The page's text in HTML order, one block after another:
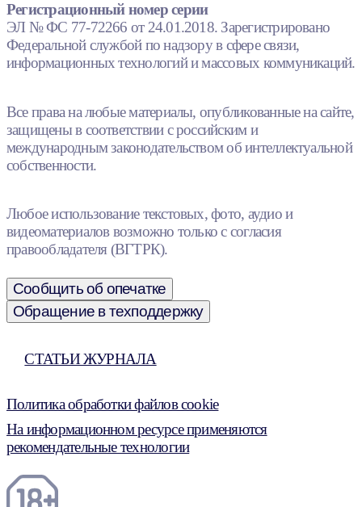
Регистрационный номер серии
ЭЛ № ФС 77-72266 от 24.01.2018. Зарегистрировано
Федеральной службой по надзору в сфере связи,
информационных технологий и массовых коммуникаций.
Все права на любые материалы, опубликованные на сайте,
защищены в соответствии с российским и
международным законодательством об интеллектуальной
собственности.
Любое использование текстовых, фото, аудио и
видеоматериалов возможно только с согласия
правообладателя (ВГТРК).
Сообщить об опечатке
Обращение в техподдержку
СТАТЬИ ЖУРНАЛА
Политика обработки файлов cookie
На информационном ресурсе применяются
рекомендательные технологии